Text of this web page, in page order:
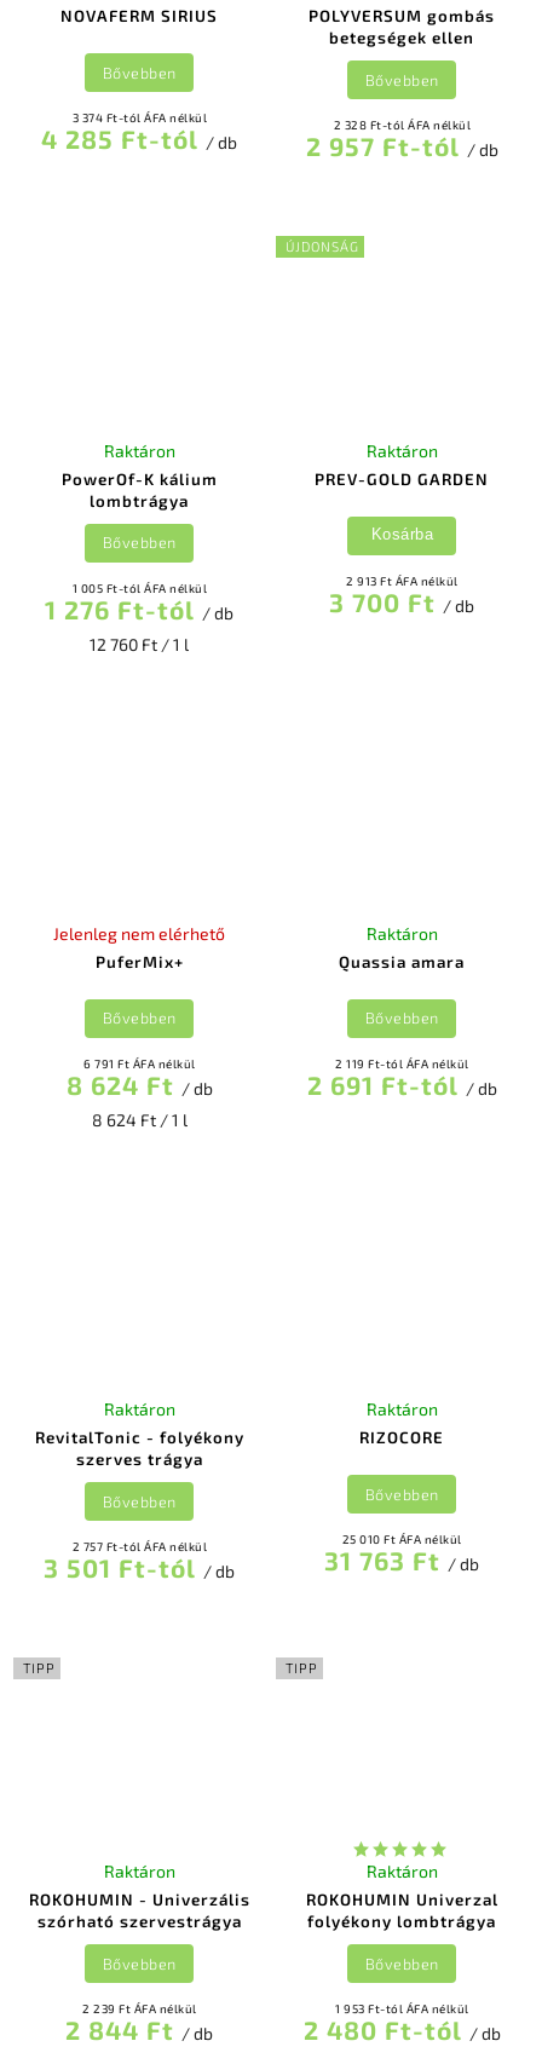
NOVAFERM SIRIUS
3 374 Ft-tól ÁFA nélkül
4 285 Ft-tól / db
Bővebben
POLYVERSUM gombás
betegségek ellen
2 328 Ft-tól ÁFA nélkül
2 957 Ft-tól / db
Bővebben
PowerOf-K kálium
lombtrágya
Raktáron
1 005 Ft-tól ÁFA nélkül
1 276 Ft-tól / db
12 760 Ft / 1 l
Bővebben
ÚJDONSÁG
PREV-GOLD GARDEN
Raktáron
2 913 Ft ÁFA nélkül
3 700 Ft / db
Kosárba
PuferMix+
Jelenleg nem elérhető
6 791 Ft ÁFA nélkül
8 624 Ft / db
8 624 Ft / 1 l
Bővebben
Quassia amara
Raktáron
2 119 Ft-tól ÁFA nélkül
2 691 Ft-tól / db
Bővebben
RevitalTonic - folyékony
szerves trágya
Raktáron
2 757 Ft-tól ÁFA nélkül
3 501 Ft-tól / db
Bővebben
RIZOCORE
Raktáron
25 010 Ft ÁFA nélkül
31 763 Ft / db
Bővebben
TIPP
ROKOHUMIN - Univerzális
szórható szervestrágya
Raktáron
2 239 Ft ÁFA nélkül
2 844 Ft / db
Bővebben
TIPP
ROKOHUMIN Univerzal
folyékony lombtrágya
Raktáron
1 953 Ft-tól ÁFA nélkül
2 480 Ft-tól / db
Bővebben